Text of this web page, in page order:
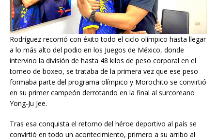
Rodríguez recorrió con éxito todo el ciclo olímpico hasta llegar
a lo más alto del podio en los Juegos de México, donde
intervino la división de hasta 48 kilos de peso corporal en el
torneo de boxeo, se trataba de la primera vez que ese peso
formaba parte del programa olímpico y Morochito se convirtió
en su primer campeón derrotando en la final al surcoreano
Yong-Ju Jee.
Tras esa conquista el retorno del héroe deportivo al país se
convirtió en todo un acontecimiento, primero a su arribo al